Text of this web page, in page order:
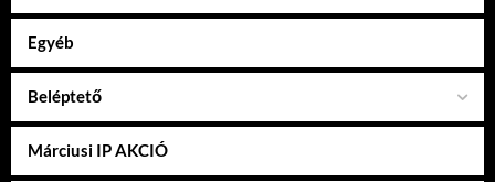
Egyéb
Beléptető
Márciusi IP AKCIÓ